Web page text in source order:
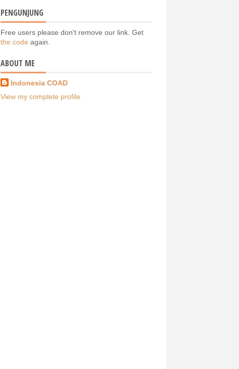
PENGUNJUNG
Free users please don't remove our link. Get
the code again.
ABOUT ME
Indonesia COAD
View my complete profile